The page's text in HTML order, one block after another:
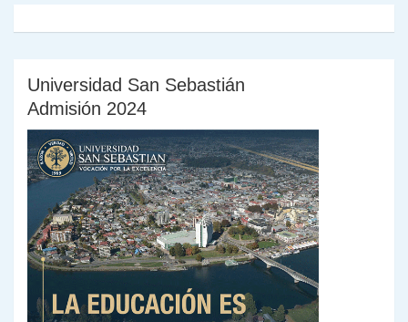
Universidad San Sebastián
Admisión 2024